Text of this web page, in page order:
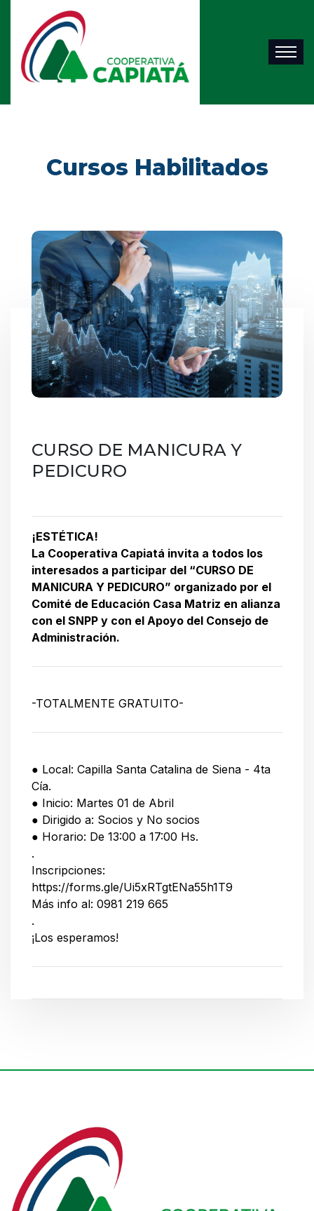
Cursos Habilitados
CURSO DE MANICURA Y
PEDICURO
¡ESTÉTICA!
La Cooperativa Capiatá invita a todos los
interesados a participar del “CURSO DE
MANICURA Y PEDICURO” organizado por el
Comité de Educación Casa Matriz en alianza
con el SNPP y con el Apoyo del Consejo de
Administración.
-TOTALMENTE GRATUITO-
● Local: Capilla Santa Catalina de Siena - 4ta
Cía.
● Inicio: Martes 01 de Abril
● Dirigido a: Socios y No socios
● Horario: De 13:00 a 17:00 Hs.
.
Inscripciones:
https://forms.gle/Ui5xRTgtENa55h1T9
Más info al: 0981 219 665
.
¡Los esperamos!